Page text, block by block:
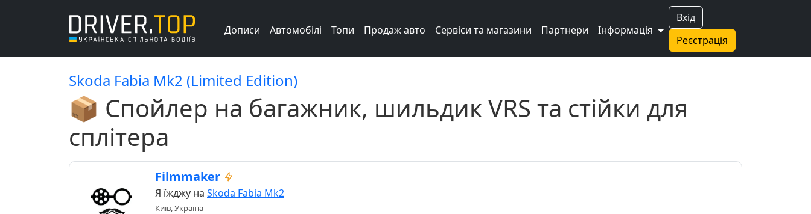
Вхід
Реєстрація
Дописи Автомобілі Топи Продаж авто Сервіси та магазини Партнери Інформація
Skoda Fabia Mk2 (Limited Edition)
📦 Спойлер на багажник, шильдик VRS та стійки для
сплітера
Filmmaker
Я їжджу на Skoda Fabia Mk2
Київ, Україна